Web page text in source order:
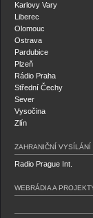
Karlovy Vary
Liberec
Olomouc
Ostrava
Pardubice
Plzeň
Rádio Praha
Střední Čechy
Sever
Vysočina
Zlín
ZAHRANIČNÍ VYSÍLÁNÍ
Radio Prague Int.
WEBRÁDIA A